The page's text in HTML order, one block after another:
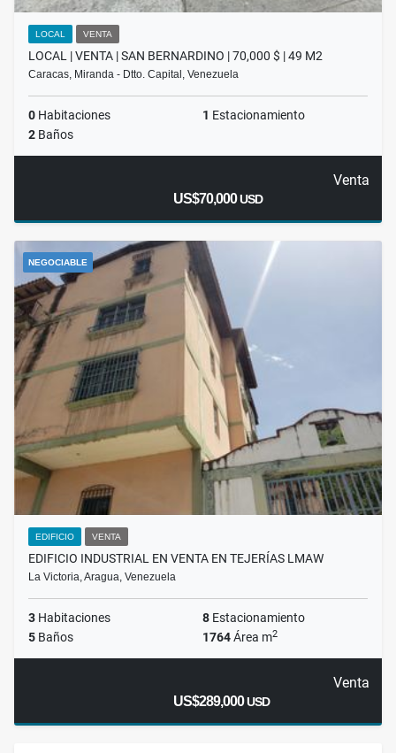
LOCAL VENTA
LOCAL | VENTA | SAN BERNARDINO | 70,000 $ | 49 M2
Caracas, Miranda - Dtto. Capital, Venezuela
0 Habitaciones 1 Estacionamiento
2 Baños
Venta
US$70,000USD
NEGOCIABLE
EDIFICIO VENTA
EDIFICIO INDUSTRIAL EN VENTA EN TEJERÍAS LMAW
La Victoria, Aragua, Venezuela
3 Habitaciones 8 Estacionamiento
5 Baños 1764Área m2
Venta
US$289,000USD